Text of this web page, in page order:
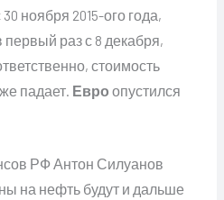
ноября 2015-ого года,
раз с 8 декабря,
стоимость
падает. Евро опустился
РФ Антон Силуанов
на нефть будут и дальше